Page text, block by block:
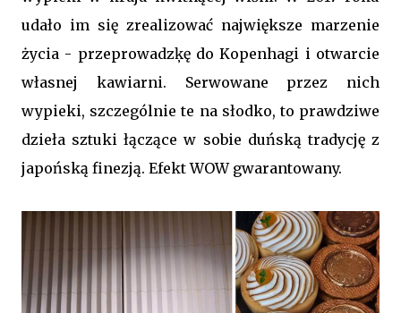
udało im się zrealizować największe marzenie
życia - przeprowadzķę do Kopenhagi i otwarcie
własnej kawiarni. Serwowane przez nich
wypieki, szczególnie te na słodko, to prawdziwe
dzieła sztuki łączące w sobie duńską tradycję z
japońską finezją. Efekt WOW gwarantowany.